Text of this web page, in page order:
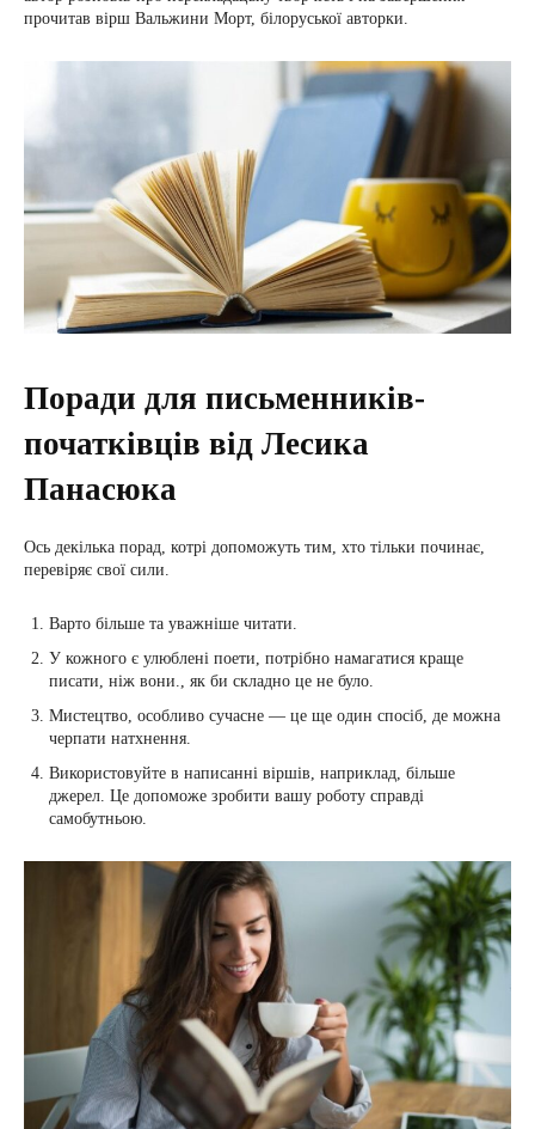
прочитав вірш Вальжини Морт, білоруської авторки.
Поради для письменників-
початківців від Лесика
Панасюка
Ось декілька порад, котрі допоможуть тим, хто тільки починає,
перевіряє свої сили.
Варто більше та уважніше читати.
У кожного є улюблені поети, потрібно намагатися краще
писати, ніж вони., як би складно це не було.
Мистецтво, особливо сучасне — це ще один спосіб, де можна
черпати натхнення.
Використовуйте в написанні віршів, наприклад, більше
джерел. Це допоможе зробити вашу роботу справді
самобутньою.